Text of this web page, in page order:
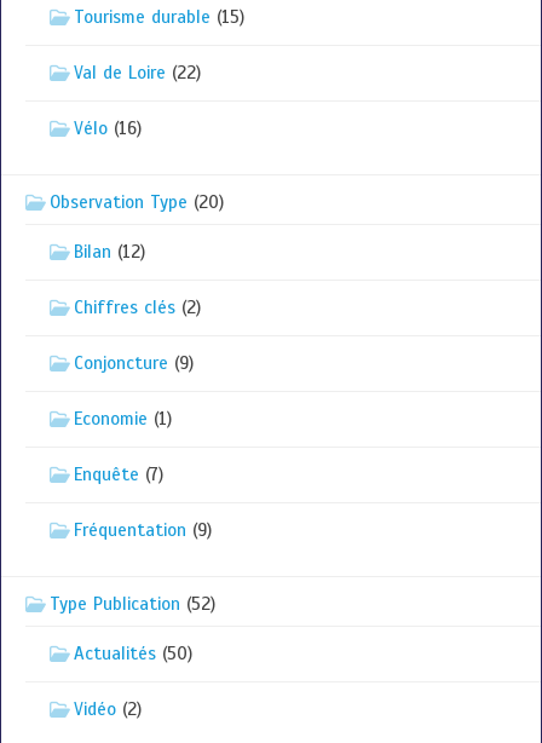
Tourisme durable (15)
Val de Loire (22)
Vélo (16)
Observation Type (20)
Bilan (12)
Chiffres clés (2)
Conjoncture (9)
Economie (1)
Enquête (7)
Fréquentation (9)
Type Publication (52)
Actualités (50)
Vidéo (2)